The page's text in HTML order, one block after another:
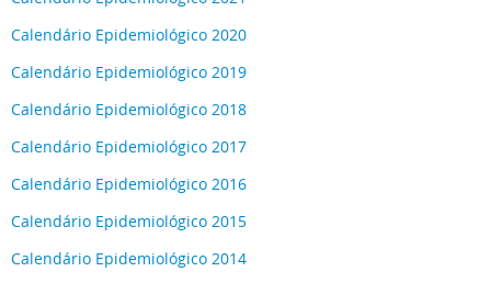
Calendário Epidemiológico 2020
Calendário Epidemiológico 2019
Calendário Epidemiológico 2018
Calendário Epidemiológico 2017
Calendário Epidemiológico 2016
Calendário Epidemiológico 2015
Calendário Epidemiológico 2014